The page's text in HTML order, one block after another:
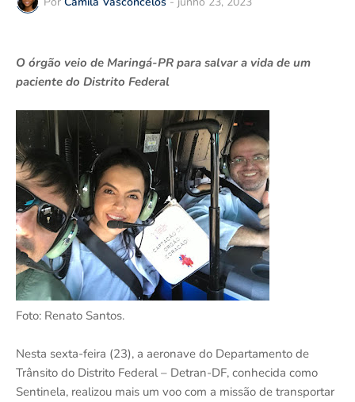
O órgão veio de Maringá-PR para salvar a vida de um
paciente do Distrito Federal
Foto: Renato Santos.
Nesta sexta-feira (23), a aeronave do Departamento de
Trânsito do Distrito Federal – Detran-DF, conhecida como
Sentinela, realizou mais um voo com a missão de transportar